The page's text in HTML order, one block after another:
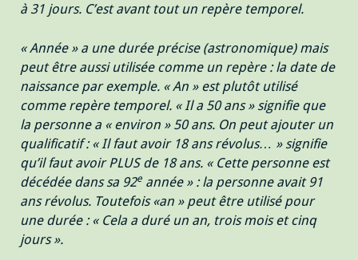
à 31 jours. C’est avant tout un repère temporel.
« Année » a une durée précise (astronomique) mais
peut être aussi utilisée comme un repère : la date de
naissance par exemple. « An » est plutôt utilisé
comme repère temporel. « Il a 50 ans » signifie que
la personne a « environ » 50 ans. On peut ajouter un
qualificatif : « Il faut avoir 18 ans révolus… » signifie
qu’il faut avoir PLUS de 18 ans. « Cette personne est
décédée dans sa 92e année » : la personne avait 91
ans révolus. Toutefois «an » peut être utilisé pour
une durée : « Cela a duré un an, trois mois et cinq
jours ».